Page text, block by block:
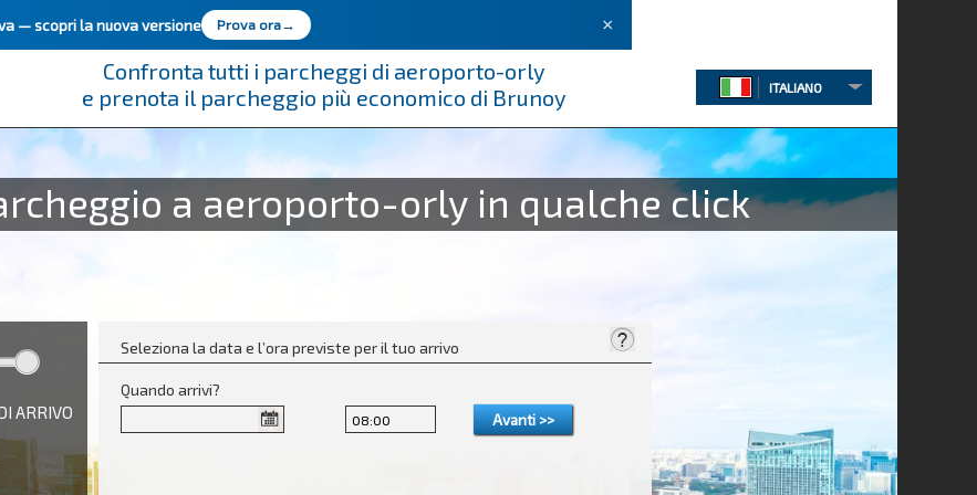
—scopri la nuova versione Prova ora→ ×
Confronta tutti i parcheggi di aeroporto-orly
e prenota il parcheggio più economico di Brunoy
ITALIANO
a aeroporto-orly in qualche click
ARRIVO
Seleziona la data e l’ora previste per il tuo arrivo
Quando arrivi?